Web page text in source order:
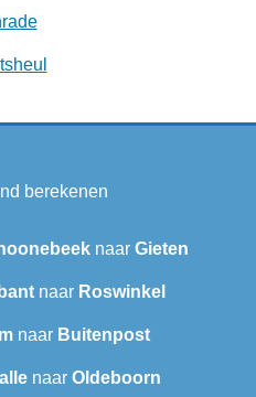
berekenen
naar Gieten
naar Roswinkel
naar Buitenpost
naar Oldeboorn